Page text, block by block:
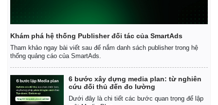
Hồ sơ
Infographic
Khám phá hệ thống Publisher đối tác của SmartAds
Tham khảo ngay bài viết sau để nắm danh sách publisher trong hệ
thống quảng cáo của SmartAds.
6 bước xây dựng media plan: từ nghiên
cứu đối thủ đến đo lường
Dưới đây là chi tiết các bước quan trọng để lập